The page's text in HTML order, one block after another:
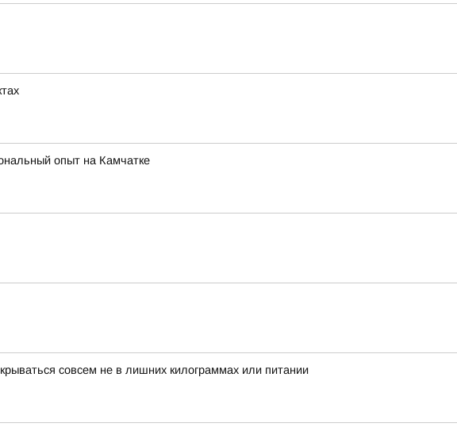
опыт на Камчатке
совсем не в лишних килограммах или питании